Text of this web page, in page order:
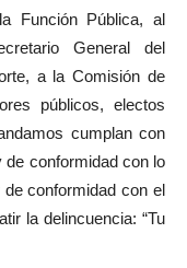
Función Pública, al
General del
a la Comisión de
públicos, electos
cumplan con
conformidad con lo
conformidad con el
la delincuencia: “Tu